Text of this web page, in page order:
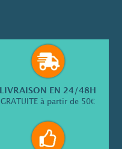
LIVRAISON EN 24/48H
GRATUITE à partir de 50€